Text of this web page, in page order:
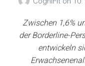
Zwischen 1,6%
der Borderline-
entwickeln